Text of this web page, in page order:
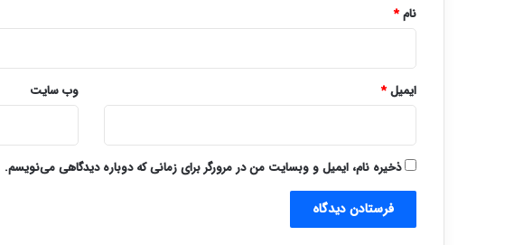
نام*
ایمیل* وب‌ سایت
ذخیره نام، ایمیل و وبسایت من در مرورگر برای زمانی که دوباره دیدگاهی می‌نویسم.